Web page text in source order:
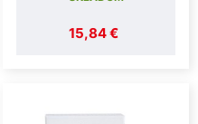
15,84 €